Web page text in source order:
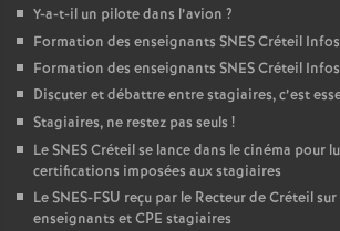
Y-a-t-il un pilote dans l’avion ?
Formation des enseignants SNESCréteil
Formation des enseignants SNESCréteil
Discuter et débattre entre stagiaires, c’est
Stagiaires, ne restez pas seuls !
LeSNESCréteil se lance dans le cinéma pour
certifications imposées aux stagiaires
LeSNES-FSU reçu par le Recteur de Créteil
enseignants etCPE stagiaires